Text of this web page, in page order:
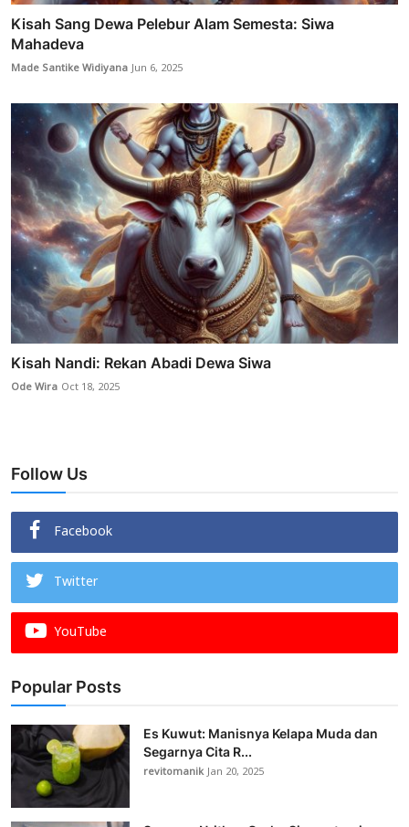
Kisah Sang Dewa Pelebur Alam Semesta: Siwa
Mahadeva
Made Santike WidiyanaJun 6, 2025
Kisah Nandi: Rekan Abadi Dewa Siwa
Ode Wira Oct 18, 2025
Follow Us
Facebook
Twitter
YouTube
Popular Posts
Es Kuwut: Manisnya Kelapa Muda dan
Segarnya Cita R...
revitomanikJan 20, 2025